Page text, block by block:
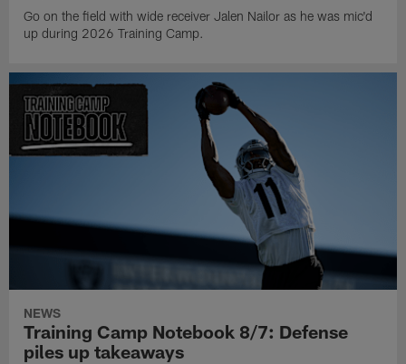
Go on the field with wide receiver Jalen Nailor as he was mic'd
up during 2026 Training Camp.
NEWS
Training Camp Notebook 8/7: Defense
piles up takeaways